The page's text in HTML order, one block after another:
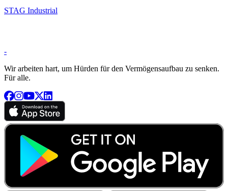
STAG Industrial
-
Wir arbeiten hart, um Hürden für den Vermögensaufbau zu senken.
Für alle.